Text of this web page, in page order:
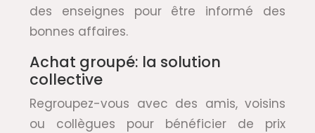
des enseignes pour être informé des
bonnes affaires.
Achat groupé: la solution
collective
Regroupez-vous avec des amis, voisins
ou collègues pour bénéficier de prix